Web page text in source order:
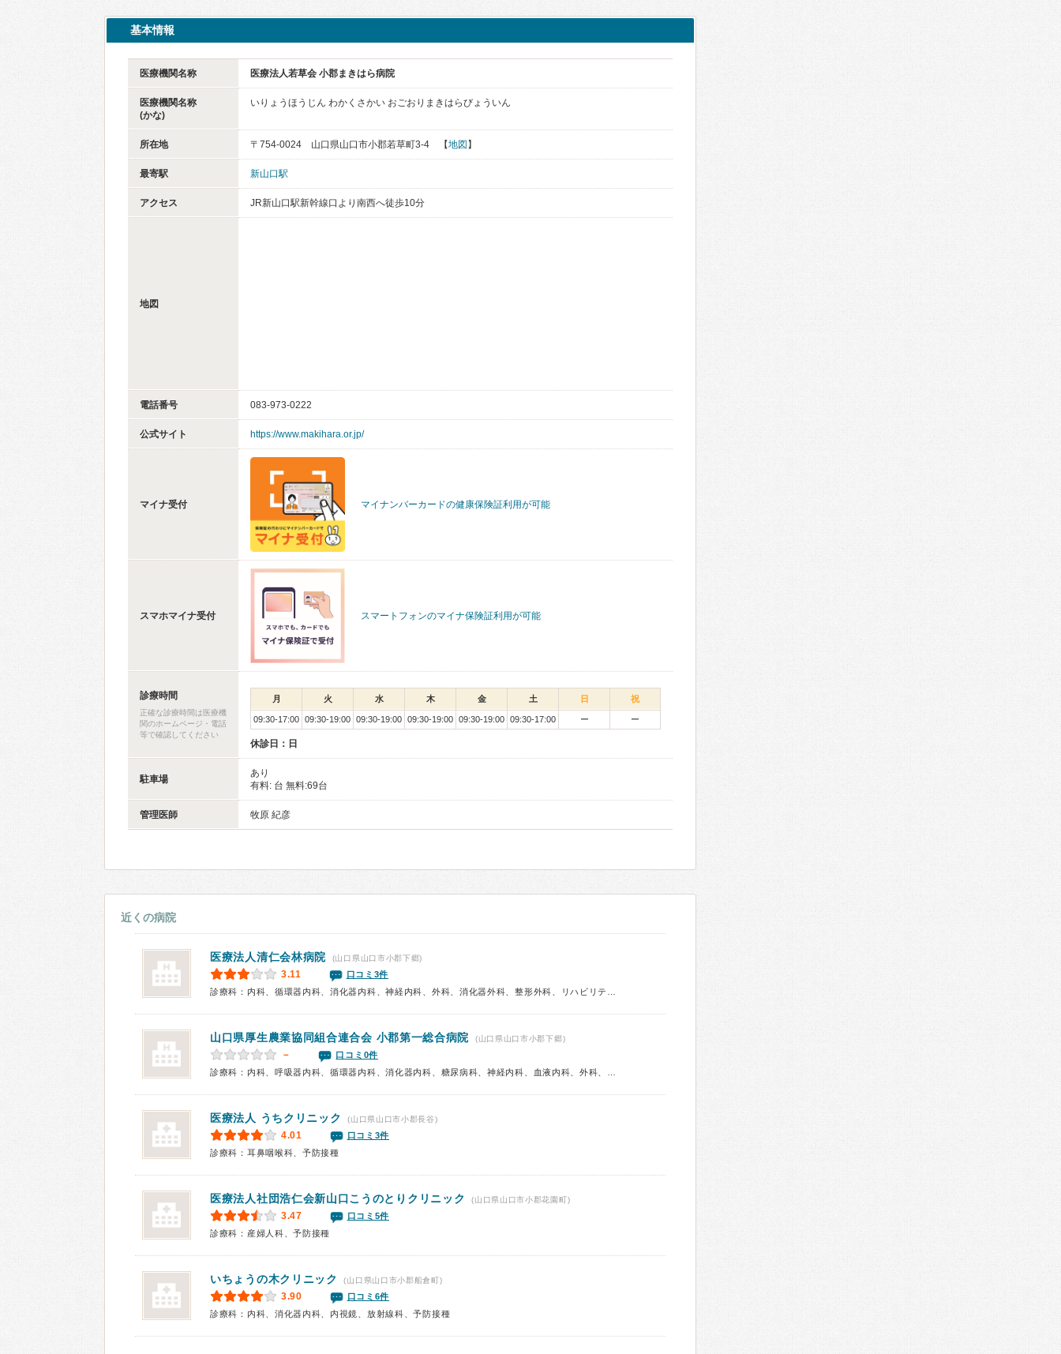
基本情報
医療機関名称 医療法人若草会 小郡まきはら病院
医療機関名称
(かな)
いりょうほうじん わかくさかい おごおりまきはらびょういん
所在地 〒754-0024 山口県山口市小郡若草町3-4 【地図 】
最寄駅 新山口駅
アクセス JR新山口駅新幹線口より南西へ徒歩10分
地図
電話番号 083-973-0222
公式サイト https://www.makihara.or.jp/
マイナ受付 マイナンバーカードの健康保険証利用が可能
スマホマイナ受付 スマートフォンのマイナ保険証利用が可能
診療時間
正確な診療時間は医療機
関のホームページ・電話
等で確認してください
月 火 水 木 金 土 日 祝
09:30-17:00 09:30-19:00 09:30-19:00 09:30-19:00 09:30-19:00 09:30-17:00 ー ー
休診日：日
駐車場
あり
有料: 台 無料:69台
管理医師 牧原 紀彦
近くの病院
医療法人清仁会林病院 (山口県山口市小郡下郷)
3.11
口コミ3件
山口県厚生農業協同組合連合会 小郡第一総合病院 (山口県山口市小郡下郷)
－
口コミ0件
医療法人 うちクリニック (山口県山口市小郡長谷)
4.01
口コミ3件
診療科：耳鼻咽喉科、予防接種
医療法人社団浩仁会新山口こうのとりクリニック (山口県山口市小郡花園町)
3.47
口コミ5件
診療科：産婦人科、予防接種
いちょうの木クリニック (山口県山口市小郡船倉町)
3.90
口コミ6件
診療科：内科、消化器内科、内視鏡、放射線科、予防接種